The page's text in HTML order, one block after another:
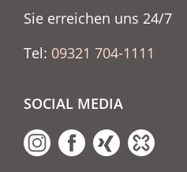
Sie erreichen uns 24/7
Tel: 09321 704-1111
SOCIAL MEDIA